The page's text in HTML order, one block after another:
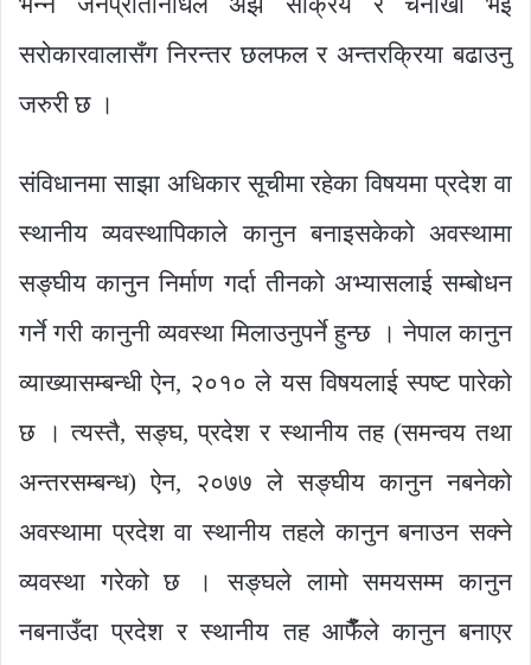
सरोकारवालासँग निरन्तर छलफल र अन्तरक्रिया बढाउनु
जरुरी छ ।
संविधानमा साझा अधिकार सूचीमा रहेका विषयमा प्रदेश वा
स्थानीय व्यवस्थापिकाले कानुन बनाइसकेको अवस्थामा
सङ्घीय कानुन निर्माण गर्दा तीनको अभ्यासलाई सम्बोधन
गर्ने गरी कानुनी व्यवस्था मिलाउनुपर्ने हुन्छ । नेपाल कानुन
व्याख्यासम्बन्धी ऐन, २०१० ले यस विषयलाई स्पष्ट पारेको
छ । त्यस्तै, सङ्घ, प्रदेश र स्थानीय तह (समन्वय तथा
अन्तरसम्बन्ध) ऐन, २०७७ ले सङ्घीय कानुन नबनेको
अवस्थामा प्रदेश वा स्थानीय तहले कानुन बनाउन सक्ने
व्यवस्था गरेको छ । सङ्घले लामो समयसम्म कानुन
नबनाउँदा प्रदेश र स्थानीय तह आफैंँले कानुन बनाएर